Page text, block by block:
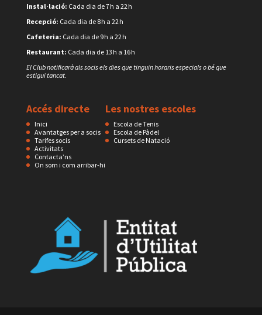
Instal·lació: Cada dia de 7 h a 22 h
Recepció: Cada dia de 8 h a 22 h
Cafeteria: Cada dia de 9 h a 22 h
Restaurant: Cada dia de 13 h a 16 h
El Club notificarà als socis els dies que tinguin horaris especials o bé que
estigui tancat.
Accés directe
Inici
Avantatges per a socis
Tarifes socis
Activitats
Contacta’ns
On som i com arribar-hi
Les nostres escoles
Escola de Tenis
Escola de Pàdel
Cursets de Natació